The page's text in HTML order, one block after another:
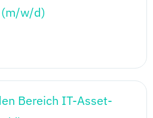
w/d)
Bereich IT-Asset-